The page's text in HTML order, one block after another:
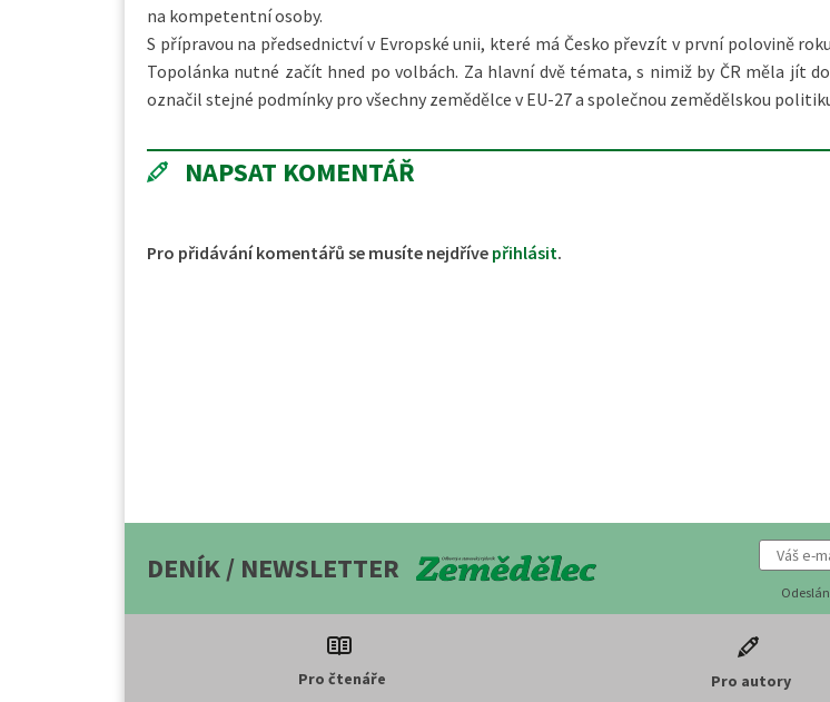
na kompetentní osoby.
S přípravou na předsednictví v Evropské unii, které má Česko převzít v první polovině
Topolánka nutné začít hned po volbách. Za hlavní dvě témata, s nimiž by ČR měla jít
označil stejné podmínky pro všechny zemědělce v EU-27 a společnou zemědělskou
NAPSAT KOMENTÁŘ
Pro přidávání komentářů se musíte nejdříve přihlásit.
DENÍK / NEWSLETTER
Pro čtenáře
Pro autory